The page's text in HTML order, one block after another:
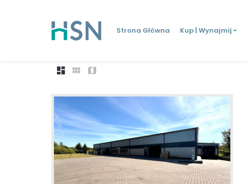
Strona Główna Kup | Wynajmij